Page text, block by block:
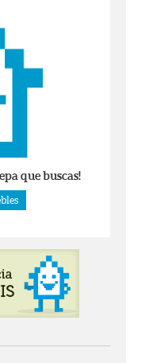
que buscas!